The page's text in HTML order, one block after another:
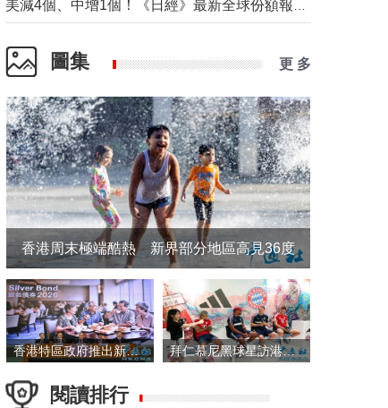
圖集 更 多
香港周末極端酷熱 新界部分地區高見36度
香港特區政府推出新一批銀色債券 每手1萬元保底息4.25厘 拜仁慕尼黑球星訪港 與球迷近距離互動
閱讀排行